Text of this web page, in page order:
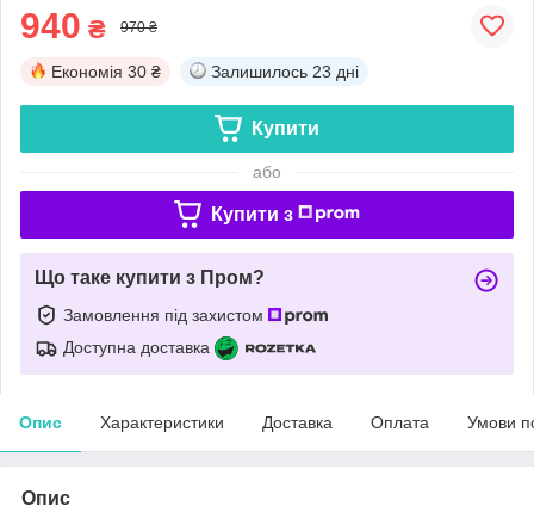
940 ₴ 970 ₴
Економія 30 ₴ Залишилось 23 дні
Купити
або
Купити з
Що таке купити з Пром?
Замовлення під захистом
Доступна доставка
Опис Характеристики Доставка Оплата Умови
Опис